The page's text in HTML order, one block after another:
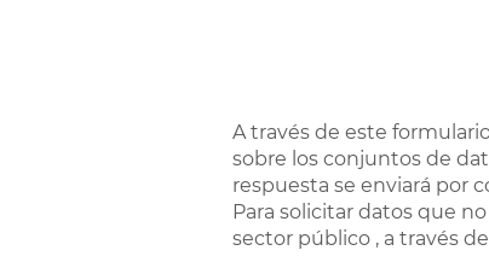
A través de este
sobre los conjuntos de
respuesta se enviará por
Para solicitar datos que
sector público , a través